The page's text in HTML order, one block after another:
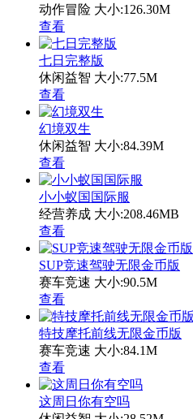
动作冒险 大小:126.30M
查看
七日完整版
休闲益智 大小:77.5M
查看
幻境双生
休闲益智 大小:84.39M
查看
小小蚁国国际服
经营养成 大小:208.46MB
查看
SUP竞速驾驶无限金币版
赛车竞速 大小:90.5M
查看
特技摩托前线无限金币版
赛车竞速 大小:84.1M
查看
这周日你有空吗